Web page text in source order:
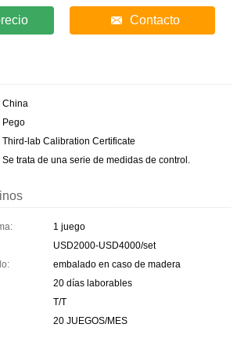
Contacto
China
Pego
Third-lab Calibration Certificate
Se trata de una serie de medidas de control.
1 juego
USD2000-USD4000/set
embalado en caso de madera
20 días laborables
T/T
20 JUEGOS/MES